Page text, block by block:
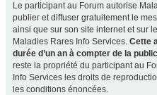
Le participant au Forum autorise
publier et diffuser gratuitement le
ainsi que sur son site internet et sur
Maladies Rares Info Services. Cette
durée d’un an à compter de la
reste la propriété du participant au
Info Services les droits de
les conditions énoncées.